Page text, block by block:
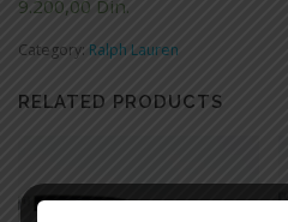
9.200,00 Din.
Category: Ralph Lauren
RELATED PRODUCTS